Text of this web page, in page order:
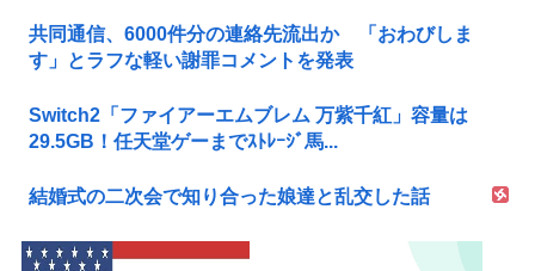
共同通信、6000件分の連絡先流出か 「おわびしま
す」とラフな軽い謝罪コメントを発表
Switch2「ファイアーエムブレム 万紫千紅」容量は
29.5GB！任天堂ゲーまでｽﾄﾚｰｼﾞ馬...
結婚式の二次会で知り合った娘達と乱交した話